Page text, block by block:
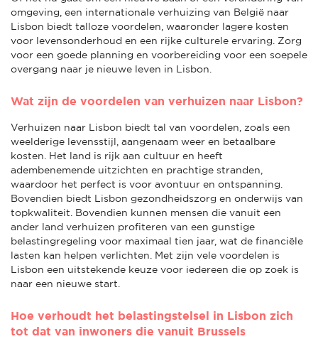
omgeving, een internationale verhuizing van België naar
Lisbon biedt talloze voordelen, waaronder lagere kosten
voor levensonderhoud en een rijke culturele ervaring. Zorg
voor een goede planning en voorbereiding voor een soepele
overgang naar je nieuwe leven in Lisbon.
Wat zijn de voordelen van verhuizen naar Lisbon?
Verhuizen naar Lisbon biedt tal van voordelen, zoals een
weelderige levensstijl, aangenaam weer en betaalbare
kosten. Het land is rijk aan cultuur en heeft
adembenemende uitzichten en prachtige stranden,
waardoor het perfect is voor avontuur en ontspanning.
Bovendien biedt Lisbon gezondheidszorg en onderwijs van
topkwaliteit. Bovendien kunnen mensen die vanuit een
ander land verhuizen profiteren van een gunstige
belastingregeling voor maximaal tien jaar, wat de financiële
lasten kan helpen verlichten. Met zijn vele voordelen is
Lisbon een uitstekende keuze voor iedereen die op zoek is
naar een nieuwe start.
Hoe verhoudt het belastingstelsel in Lisbon zich
tot dat van inwoners die vanuit Brussels